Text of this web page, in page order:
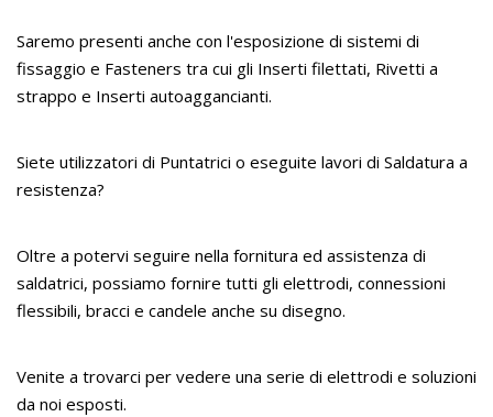
Saremo presenti anche con l'esposizione di sistemi di
fissaggio e Fasteners tra cui gli Inserti filettati, Rivetti a
strappo e Inserti autoaggancianti.
Siete utilizzatori di Puntatrici o eseguite lavori di Saldatura a
resistenza?
Oltre a potervi seguire nella fornitura ed assistenza di
saldatrici, possiamo fornire tutti gli elettrodi, connessioni
flessibili, bracci e candele anche su disegno.
Venite a trovarci per vedere una serie di elettrodi e soluzioni
da noi esposti.